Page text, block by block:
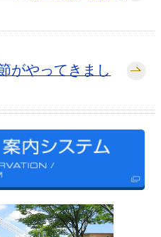
がやってきまし
公共予約システム
イバーのデザイン